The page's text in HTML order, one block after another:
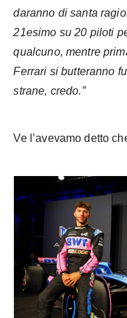
daranno di santa
21esimo su 20 piloti
qualcuno, mentre
Ferrari si butteranno
strane, credo.”
Ve l’avevamo detto